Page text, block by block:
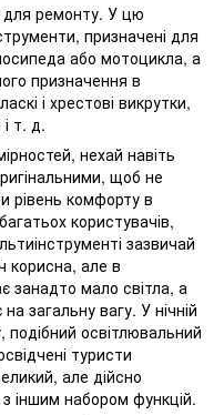
для ремонту. У цю
призначені для
або мотоцикла, а
призначення в
і хрестові викрутки,
т. д.
нехай навіть
щоб не
рівень комфорту в
користувачів,
зазвичай
корисна, але в
занадто мало світла, а
загальну вагу. У нічній
подібний освітлювальний
туристи
але дійсно
іншим набором функцій.